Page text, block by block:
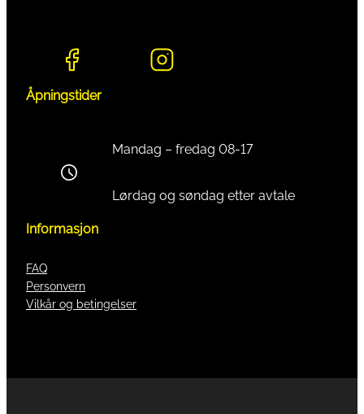
Åpningstider
Mandag – fredag 08-17
Lørdag og søndag etter avtale
Informasjon
FAQ
Personvern
Vilkår og betingelser